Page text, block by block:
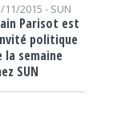
11/2015 - SUN
Parisot est
politique
la semaine
SUN